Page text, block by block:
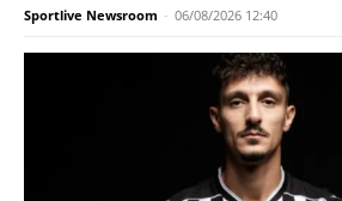
Sportlive Newsroom - 06/08/2026 12:40